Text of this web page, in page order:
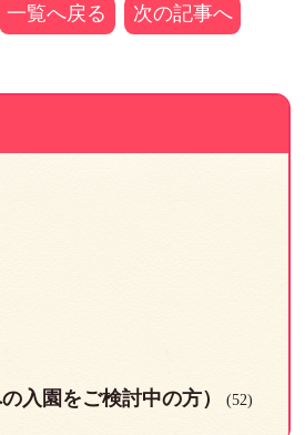
一覧へ戻る 次の記事へ
入園をご検討中の方） (52)